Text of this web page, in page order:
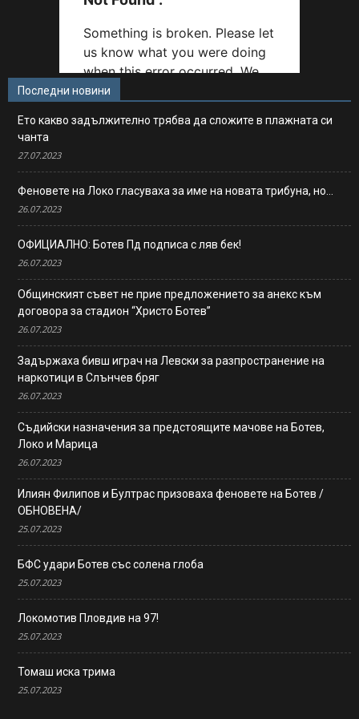
Последни новини
Ето какво задължително трябва да сложите в плажната си
чанта
27.07.2023
Феновете на Локо гласуваха за име на новата трибуна, но…
26.07.2023
ОФИЦИАЛНО: Ботев Пд подписа с ляв бек!
26.07.2023
Общинският съвет не прие предложението за анекс към
договора за стадион “Христо Ботев”
26.07.2023
Задържаха бивш играч на Левски за разпространение на
наркотици в Слънчев бряг
26.07.2023
Съдийски назначения за предстоящите мачове на Ботев,
Локо и Марица
26.07.2023
Илиян Филипов и Бултрас призоваха феновете на Ботев /
ОБНОВЕНА/
25.07.2023
БФС удари Ботев със солена глоба
25.07.2023
Локомотив Пловдив на 97!
25.07.2023
Томаш иска трима
25.07.2023